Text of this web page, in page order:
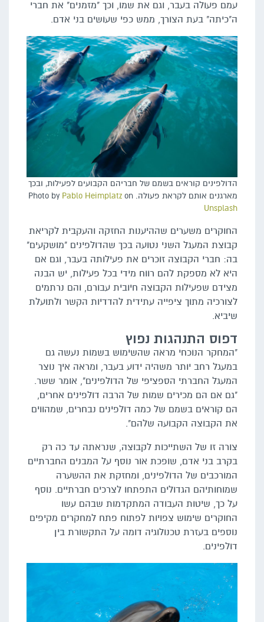
עמם פעולה בעבר, וגם את שמו, וכך "מזמנים" את חברי
ה"כיתה" בעת הצורך, ממש כפי שעושים בני אדם.
הדולפינים קוראים בשמם של חבריהם הקבועים לפעילות, ובכך
מארגנים אותם לקראת פעולה. Photo by
Pablo Heimplatz on
Unsplash
החוקרים משערים שההיענות החזקה והעקבית לקריאת
קבוצת המעגל השני נטועה בכך שהדולפינים "מושקעים"
בה: חברי הקבוצה זוכרים את פעילותה בעבר, וגם אם
היא לא מספקת להם רווח מידי בכל פעילות, יש הבנה
מצידם שפעילות הקבוצה חיובית עבורם, והם נרתמים
לצורכיה מתוך ציפייה עתידית להדדיות הקשר ולתועלת
שיביא.
דפוס התנהגות נפוץ
"המחקר הנוכחי מראה שהשימוש בשמות נעשה גם
במעגל רחב יותר משהיה ידוע בעבר, ומראה איך נוצר
המעגל החברתי הספציפי של הדולפינים", אומר ששר.
"גם אם הם מכירים שמות של הרבה דולפינים אחרים,
הם קוראים בשמם של כמה דולפינים נבחרים, שמהווים
את הקבוצה הקבועה שלהם".
צורה זו של השתייכות לקבוצה, שנראתה עד כה רק
בקרב בני אדם, שופכת אור נוסף על המבנים החברתיים
המורכבים של הדולפינים, ומחזקת את ההשערה
שמוחותיהם הגדולים התפתחו לצרכים חברתיים. נוסף
על כך, שיטות העבודה המתקדמות שבהם עשו
החוקרים שימוש צפויות לפתוח פתח למחקרים מקיפים
נוספים בעזרת טכנולוגיה דומה על התקשורת בין
דולפינים.